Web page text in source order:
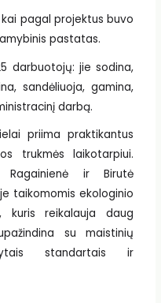
kai pagal projektus buvo
pastatas.
darbuotojų: jie sodina,
sandėliuoja, gamina,
darbą.
priima praktikantus
trukmės laikotarpiui.
Ragainienė ir Birutė
taikomomis ekologinio
kuris reikalauja daug
su maistinių
standartais ir